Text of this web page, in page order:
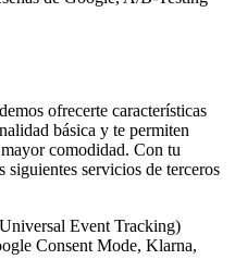
ofrecerte características
básica y te permiten
comodidad. Con tu
servicios de terceros
Event Tracking)
Consent Mode, Klarna,